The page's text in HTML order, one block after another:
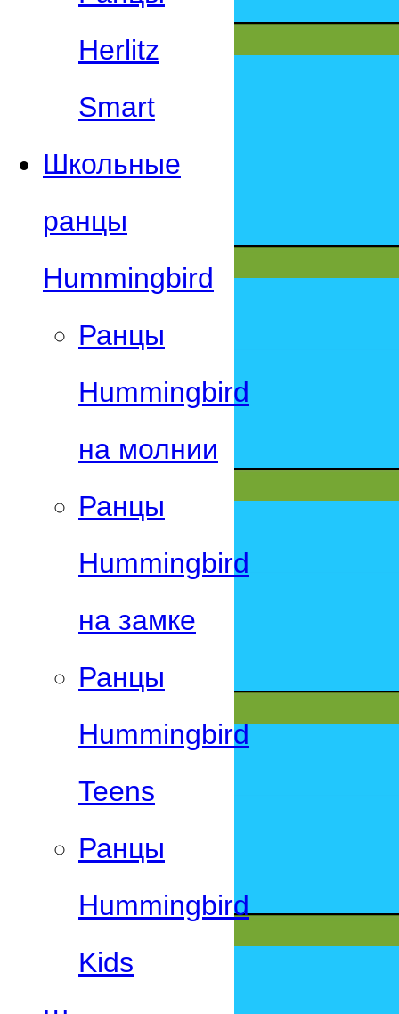
Herlitz
Smart
Школьные
ранцы
Hummingbird
Ранцы
Hummingbird
на молнии
Ранцы
Hummingbird
на замке
Ранцы
Hummingbird
Teens
Ранцы
Hummingbird
Kids